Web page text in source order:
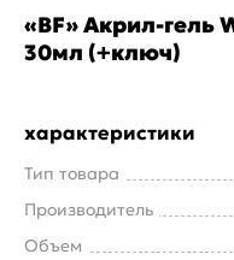
«BF» Акрил-гель
30мл (+ключ)
характеристики
Тип товара
Производитель
Объем